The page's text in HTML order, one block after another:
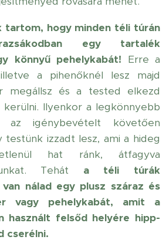
tartom, hogy minden téli túrán
egy tartalék
könnyű pehelykabát! Erre a
a pihenőknél lesz majd
megállsz és a tested elkezd
kerülni. Ilyenkor a legkönnyebb
az igénybevételt követően
izzadt lesz, ami a hideg
hat ránk, átfagyva
Tehát a téli túrák
nálad egy plusz száraz és
vagy pehelykabát, amit a
használt felsőd helyére hipp-
cserélni.